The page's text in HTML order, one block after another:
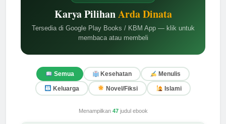
Karya PilihanArda Dinata
Tersedia di Google Play Books / KBM App — klik untuk
membaca atau membeli
Semua Kesehatan Menulis
Keluarga Novel/Fiksi Islami
Menampilkan 47judul ebook